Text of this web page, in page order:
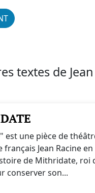
textes de
est une pièce de
Jean Racine en
de Mithridate, roi
conserver son...